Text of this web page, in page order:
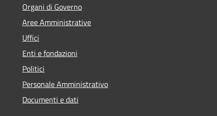
Organi di Governo
Aree Amministrative
Uffici
Enti e fondazioni
Politici
Personale Amministrativo
Documenti e dati